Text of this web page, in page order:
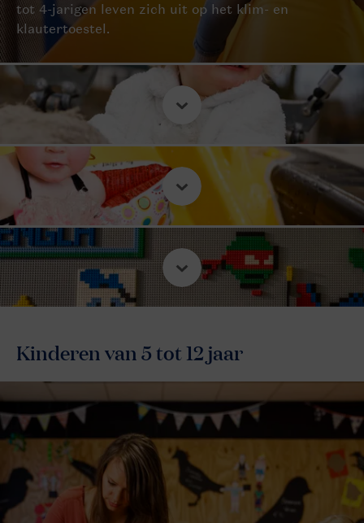
tot 4-jarigen leven zich uit op het klim- en
klautertoestel.
Kinderen van 5 tot 12 jaar